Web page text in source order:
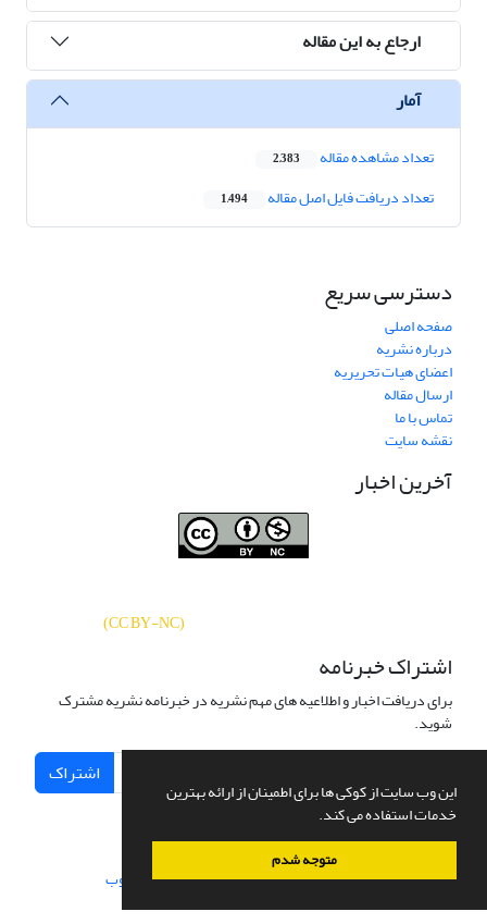
این وب سایت از کوکی ها برای اطمینان از ارائه بهترین
خدمات استفاده می کند.
متوجه شدم
ارجاع به این مقاله
آمار
تعداد مشاهده مقاله 2,383
تعداد دریافت فایل اصل مقاله 1,494
دسترسی سریع
صفحه اصلی
درباره نشریه
اعضای هیات تحریریه
ارسال مقاله
تماس با ما
نقشه سایت
آخرین اخبار
(
CC BY-NC
)
اشتراک خبرنامه
برای دریافت اخبار و اطلاعیه های مهم نشریه در خبرنامه نشریه مشترک
شوید.
اشتراک
سامانه مدیریت نشریات علمی.طراحی و پیاده سازی از سیناوب